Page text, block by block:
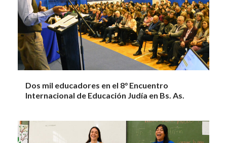
Dos mil educadores en el 8° Encuentro
Internacional de Educación Judía en Bs. As.